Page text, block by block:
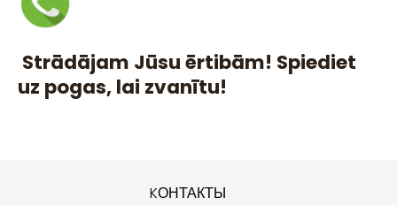
Strādājam Jūsu ērtibām! Spiediet
uz pogas, lai zvanītu!
KОНТАКТЫ